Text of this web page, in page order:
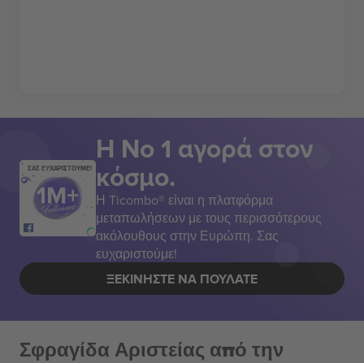
ΣΑΣ ΕΥΧΑΡΙΣΤΟΥΜΕ!
Η Νο 1 αγορά στον
κόσμο.
Η Ticombo® είναι η πλατφόρμα
μεταπωλήσεων με τους περισσότερους
ακόλουθους στην Ευρώπη. Σας
ευχαριστούμε!
ΞΕΚΙΝΉΣΤΕ ΝΑ ΠΟΥΛΆΤΕ
Σφραγίδα Αριστείας από την